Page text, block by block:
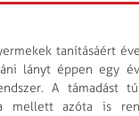
tanításáért
lányt éppen egy
A támadást
mellett azóta is